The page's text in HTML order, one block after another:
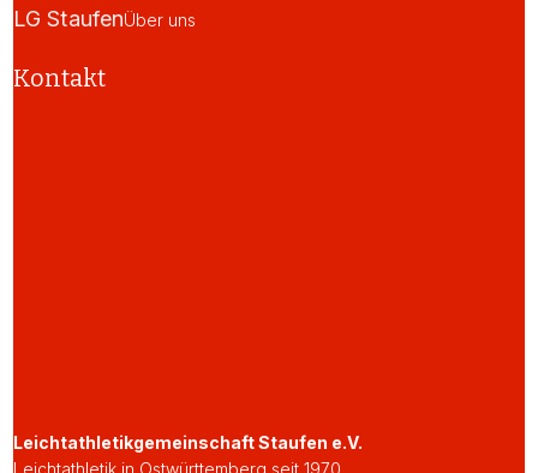
LG StaufenÜber uns
Kontakt
Leichtathletikgemeinschaft Staufen e.V.